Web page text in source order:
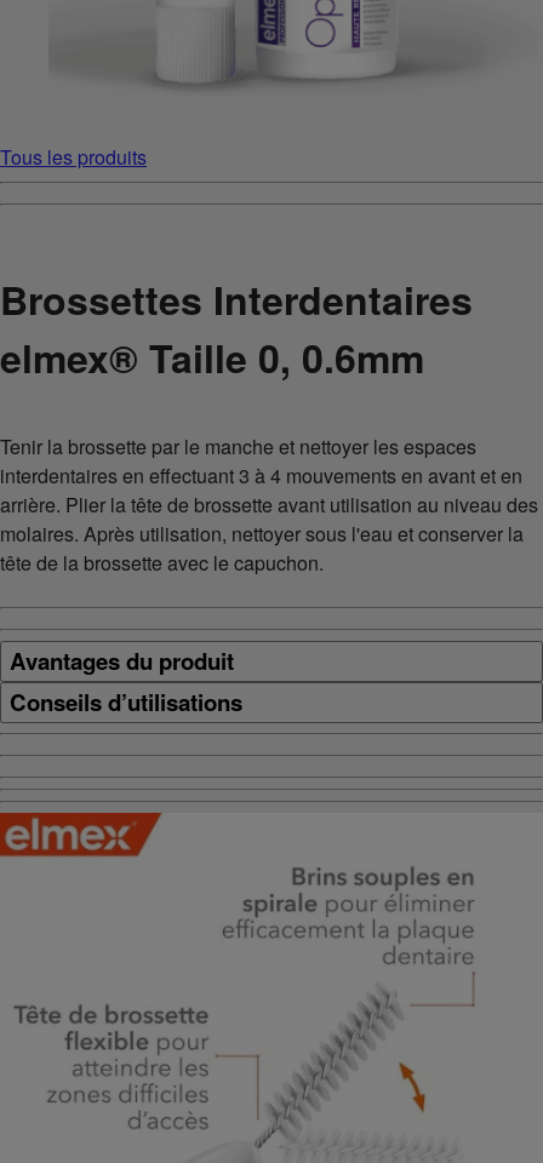
Tous les produits
Brossettes Interdentaires
elmex® Taille 0, 0.6mm
Tenir la brossette par le manche et nettoyer les espaces
interdentaires en effectuant 3 à 4 mouvements en avant et en
arrière. Plier la tête de brossette avant utilisation au niveau des
molaires. Après utilisation, nettoyer sous l'eau et conserver la
tête de la brossette avec le capuchon.
Avantages du produit
Conseils d’utilisations